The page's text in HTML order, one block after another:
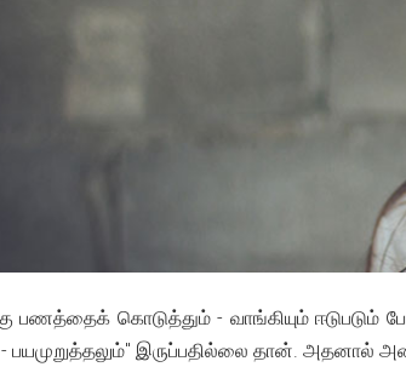
பணத்தைக் கொடுத்தும் - வாங்கியும்
இருப்பதில்லை தான். அதனால் அதை